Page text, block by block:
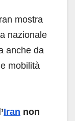
mostra
nazionale
anche da
mobilità
Iran non